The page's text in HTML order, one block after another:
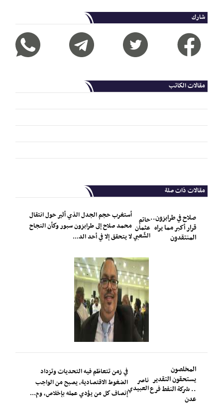
شارك
مقالات الكاتب
مقالات ذات صلة
صلاح في طرابزون..
قرار أكبر مما يراه
المنتقدون
حاتم
عثمان
الشّعبي
أستغرب حجم الجدل الذي أثير حول انتقال
محمد صلاح إلى طرابزون سبور وكأن النجاح
لا يتحقق إلا في أحد الد...
المخلصون
يستحقون التقدير
.. شركة النفط فرع
عدن
ناصر
العبيدي
في زمن تتعاظم فيه التحديات وتزداد
الضغوط الاقتصادية، يصبح من الواجب
إنصاف كل من يؤدي عمله بإخلاص، وم...